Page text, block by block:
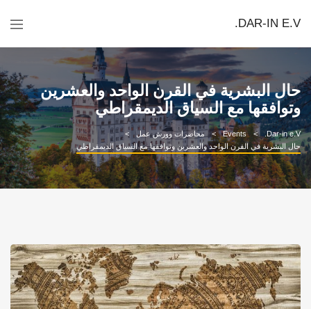
DAR-IN E.V.
حال البشرية في القرن الواحد والعشرين
وتوافقها مع السياق الديمقراطي
Dar-in e.V.
Events
محاضرات وورش عمل
حال البشرية في القرن الواحد والعشرين وتوافقها مع السياق الديمقراطي